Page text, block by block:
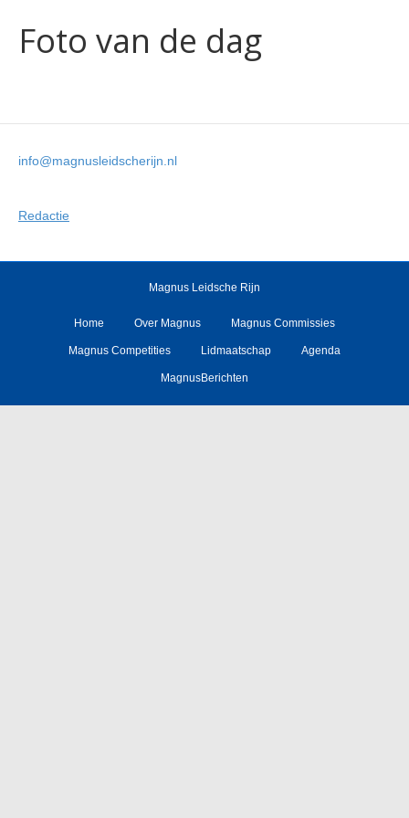
Foto van de dag
info@magnusleidscherijn.nl
Redactie
Magnus Leidsche Rijn
Home Over Magnus Magnus Commissies
Magnus Competities Lidmaatschap Agenda
MagnusBerichten